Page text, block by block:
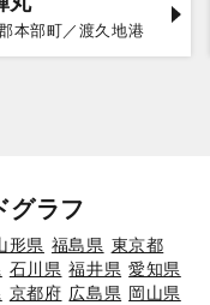
本部町／渡久地港
グラフ
形県 福島県 東京都
石川県 福井県 愛知県
京都府 広島県 岡山県